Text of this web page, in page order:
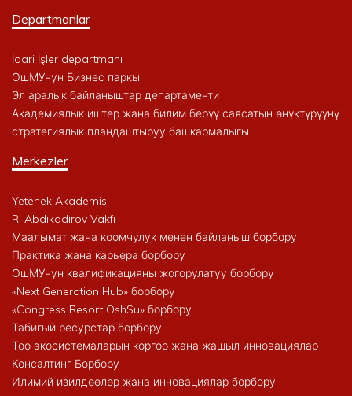
Departmanlar
İdari İşler departmanı
ОшМУнун Бизнес паркы
Эл аралык байланыштар департаменти
Академиялык иштер жана билим берүү саясатын өнүктүрүүнү
стратегиялык пландаштыруу башкармалыгы
Merkezler
Yetenek Akademisi
R. Abdıkadırov Vakfı
Маалымат жана коомчулук менен байланыш борбору
Практика жана карьера борбору
ОшМУнун квалификацияны жогорулатуу борбору
«Next Generation Hub» борбору
«Congress Resort OshSu» борбору
Табигый ресурстар борбору
Тоо экосистемаларын коргоо жана жашыл инновациялар
Консалтинг Борбору
Илимий изилдөөлөр жана инновациялар борбору